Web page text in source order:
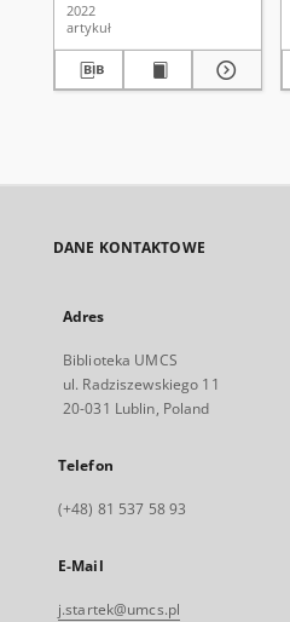
2022
artykuł
DANE KONTAKTOWE
Adres
Biblioteka UMCS
ul. Radziszewskiego 11
20-031 Lublin, Poland
Telefon
(+48) 81 537 58 93
E-Mail
j.startek@umcs.pl